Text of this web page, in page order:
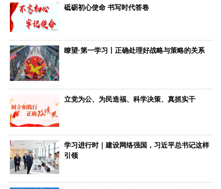
社会治理 社会保障 城乡发展 民生建设
工业
装备制造 智能制造 制造2025 大国工匠
科教
科技观察 创新前沿
智慧农业 智慧乡村
国防建设 军民融合 兵器装备 军营风采
国际
砥砺初心使命 书写时代答卷
瞭望·第一学习丨正确处理好战略与策略的关系
立党为公、为民造福、科学决策、真抓实干
学习进行时｜建设网络强国，习近平总书记这样
引领